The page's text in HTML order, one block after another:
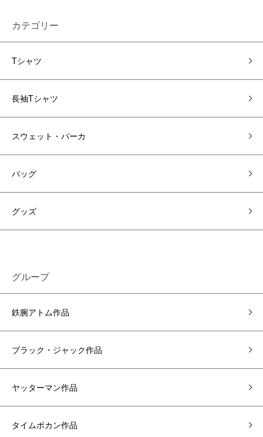
カテゴリー
Tシャツ
長袖Tシャツ
スウェット・パーカ
バッグ
グッズ
グループ
鉄腕アトム作品
ブラック・ジャック作品
ヤッターマン作品
タイムボカン作品